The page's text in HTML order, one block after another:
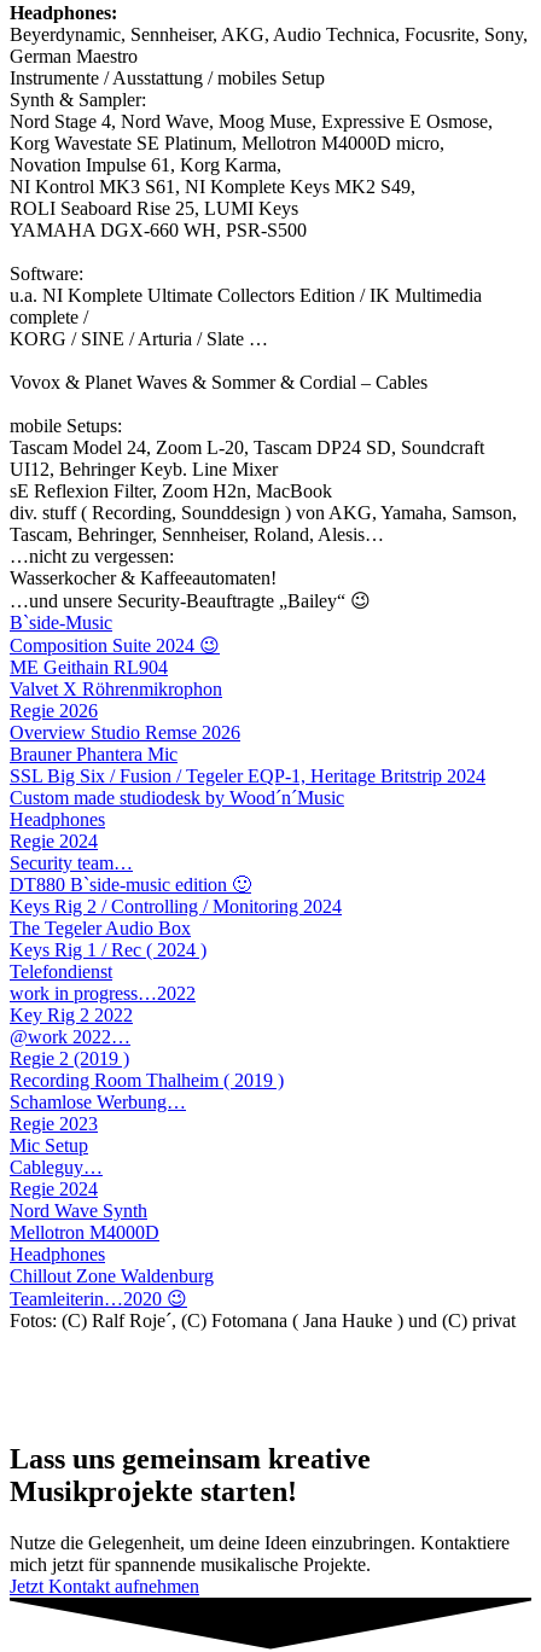
Headphones:
Beyerdynamic, Sennheiser, AKG, Audio Technica, Focusrite, Sony,
German Maestro
Instrumente / Ausstattung / mobiles Setup
Synth & Sampler:
Nord Stage 4, Nord Wave, Moog Muse, Expressive E Osmose,
Korg Wavestate SE Platinum, Mellotron M4000D micro,
Novation Impulse 61, Korg Karma,
NI Kontrol MK3 S61, NI Komplete Keys MK2 S49,
ROLI Seaboard Rise 25, LUMI Keys
YAMAHA DGX-660 WH, PSR-S500
Software:
u.a. NI Komplete Ultimate Collectors Edition / IK Multimedia
complete /
KORG / SINE / Arturia / Slate …
Vovox & Planet Waves & Sommer & Cordial – Cables
mobile Setups:
Tascam Model 24, Zoom L-20, Tascam DP24 SD, Soundcraft
UI12, Behringer Keyb. Line Mixer
sE Reflexion Filter, Zoom H2n, MacBook
div. stuff ( Recording, Sounddesign ) von AKG, Yamaha, Samson,
Tascam, Behringer, Sennheiser, Roland, Alesis…
…nicht zu vergessen:
Wasserkocher & Kaffeeautomaten!
…und unsere Security-Beauftragte „Bailey“ 😉
B`side-Music
Composition Suite 2024 😉
ME Geithain RL904
Valvet X Röhrenmikrophon
Regie 2026
Overview Studio Remse 2026
Brauner Phantera Mic
SSL Big Six / Fusion / Tegeler EQP-1, Heritage Britstrip 2024
Custom made studiodesk by Wood´n´Music
Headphones
Regie 2024
Security team…
DT880 B`side-music edition 🙂
Keys Rig 2 / Controlling / Monitoring 2024
The Tegeler Audio Box
Keys Rig 1 / Rec ( 2024 )
Telefondienst
work in progress…2022
Key Rig 2 2022
@work 2022…
Regie 2 (2019 )
Recording Room Thalheim ( 2019 )
Schamlose Werbung…
Regie 2023
Mic Setup
Cableguy…
Regie 2024
Nord Wave Synth
Mellotron M4000D
Headphones
Chillout Zone Waldenburg
Teamleiterin…2020 😉
Fotos: (C) Ralf Roje´, (C) Fotomana ( Jana Hauke ) und (C) privat
Lass uns gemeinsam kreative
Musikprojekte starten!
Nutze die Gelegenheit, um deine Ideen einzubringen. Kontaktiere
mich jetzt für spannende musikalische Projekte.
Jetzt Kontakt aufnehmen